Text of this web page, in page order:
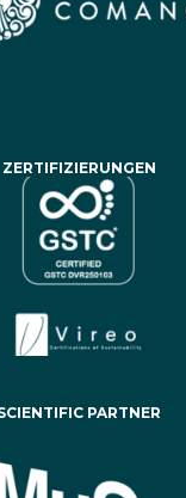
ZERTIFIZIERUNGEN
PARTNER